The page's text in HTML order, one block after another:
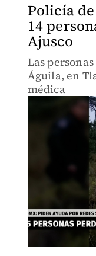
Policía
14
Ajusco
Las
Águila, en
médica